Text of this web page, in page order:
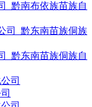
_黔南布依族苗族自
_黔东南苗族侗族自